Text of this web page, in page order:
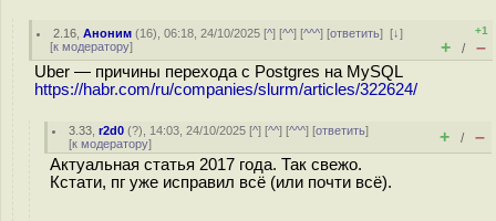
2.16 ,Аноним (16), 06:18, 24/10/2025 [^] [^^] [^^^] [ответить][↓]
[к модератору]
+1
+ / –
Uber — причины перехода с Postgres на MySQL
https://habr.com/ru/companies/slurm/articles/322624/
3.33 ,r2d0 (?), 14:03, 24/10/2025 [^] [^^] [^^^] [ответить]
[к модератору] + / –
Актуальная статья 2017 года. Так свежо.
Кстати, пг уже исправил всё (или почти всё).